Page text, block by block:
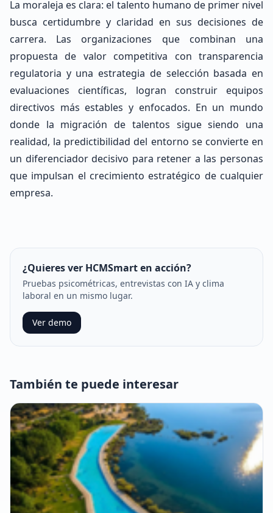
La moraleja es clara: el talento humano de primer nivel
busca certidumbre y claridad en sus decisiones de
carrera. Las organizaciones que combinan una
propuesta de valor competitiva con transparencia
regulatoria y una estrategia de selección basada en
evaluaciones científicas, logran construir equipos
directivos más estables y enfocados. En un mundo
donde la migración de talentos sigue siendo una
realidad, la predictibilidad del entorno se convierte en
un diferenciador decisivo para retener a las personas
que impulsan el crecimiento estratégico de cualquier
empresa.
¿Quieres ver HCMSmart en acción?
Pruebas psicométricas, entrevistas con IA y clima
laboral en un mismo lugar.
Ver demo
También te puede interesar